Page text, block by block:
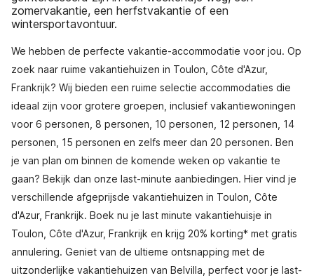
zomervakantie, een herfstvakantie of een
wintersportavontuur.
We hebben de perfecte vakantie-accommodatie voor jou. Op
zoek naar ruime vakantiehuizen in Toulon, Côte d'Azur,
Frankrijk? Wij bieden een ruime selectie accommodaties die
ideaal zijn voor grotere groepen, inclusief vakantiewoningen
voor 6 personen, 8 personen, 10 personen, 12 personen, 14
personen, 15 personen en zelfs meer dan 20 personen. Ben
je van plan om binnen de komende weken op vakantie te
gaan? Bekijk dan onze last-minute aanbiedingen. Hier vind je
verschillende afgeprijsde vakantiehuizen in Toulon, Côte
d'Azur, Frankrijk. Boek nu je last minute vakantiehuisje in
Toulon, Côte d'Azur, Frankrijk en krijg 20% korting* met gratis
annulering. Geniet van de ultieme ontsnapping met de
uitzonderlijke vakantiehuizen van Belvilla, perfect voor je last-